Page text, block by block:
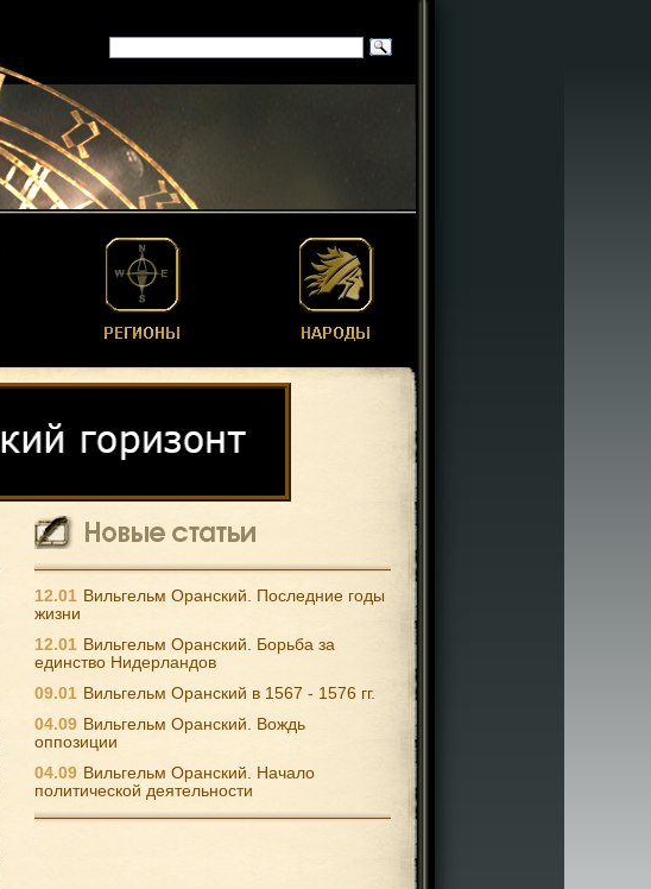
12.01 Вильгельм Оранский. Последние годы
жизни
12.01 Вильгельм Оранский. Борьба за
единство Нидерландов
09.01 Вильгельм Оранский в 1567 - 1576 гг.
04.09 Вильгельм Оранский. Вождь
оппозиции
04.09 Вильгельм Оранский. Начало
политической деятельности